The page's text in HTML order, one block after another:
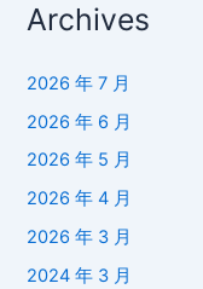
贷
战
南
Archives
2026 年 7 月
2026 年 6 月
2026 年 5 月
2026 年 4 月
2026 年 3 月
2024 年 3 月